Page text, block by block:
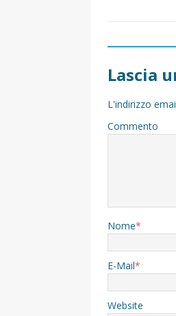
Lascia
L'indirizzo
Commento
Nome*
E-Mail*
Website